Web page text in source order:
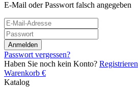
E-Mail oder Passwort falsch angegeben
Passwort vergessen?
Haben Sie noch kein Konto? Registrieren
Warenkorb €
Katalog